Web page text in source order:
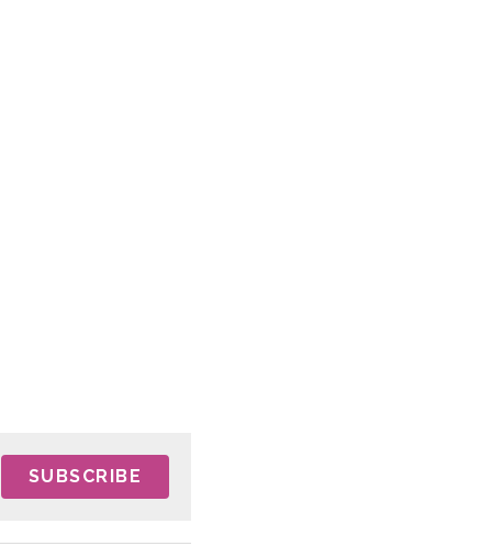
SUBSCRIBE